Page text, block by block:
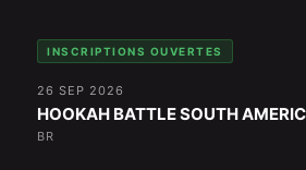
INSCRIPTIONS OUVERTES
26 SEP 2026
HOOKAH BATTLE SOUTH
BR